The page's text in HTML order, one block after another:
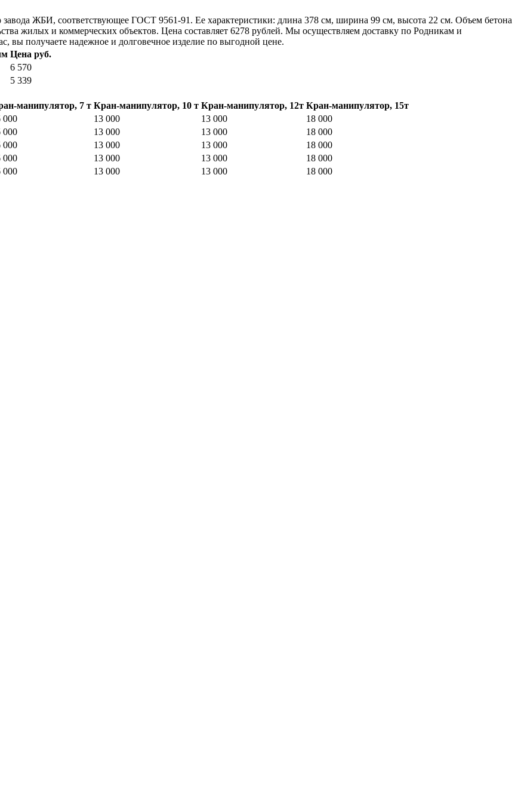
ЖБИ, соответствующее ГОСТ 9561-91. Ее характеристики: длина 378 см, ширина 99 см, высота 22 см. Объем бетона
жилых и коммерческих объектов. Цена составляет 6278 рублей. Мы осуществляем доставку по Родникам и
вы получаете надежное и долговечное изделие по выгодной цене.
Цена руб.
6 570
5 339
манипулятор, 7 т Кран-манипулятор, 10 т Кран-манипулятор, 12т Кран-манипулятор, 15т
000 13 000 13 000
18 000
000 13 000 13 000
18 000
000 13 000 13 000
18 000
000 13 000 13 000
18 000
000 13 000 13 000 18 000